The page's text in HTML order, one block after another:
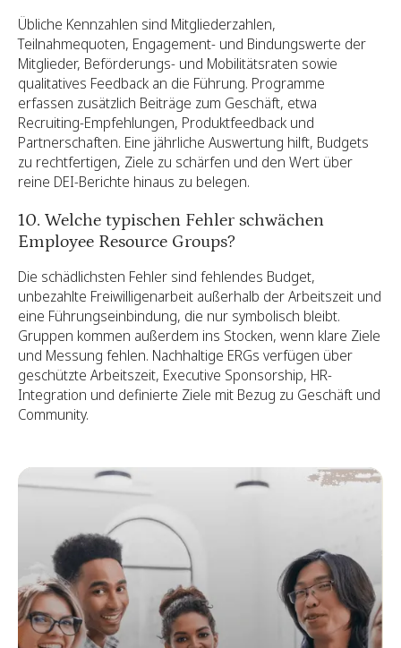
Übliche Kennzahlen sind Mitgliederzahlen,
Teilnahmequoten, Engagement- und Bindungswerte der
Mitglieder, Beförderungs- und Mobilitätsraten sowie
qualitatives Feedback an die Führung. Programme
erfassen zusätzlich Beiträge zum Geschäft, etwa
Recruiting-Empfehlungen, Produktfeedback und
Partnerschaften. Eine jährliche Auswertung hilft, Budgets
zu rechtfertigen, Ziele zu schärfen und den Wert über
reine DEI-Berichte hinaus zu belegen.
10. Welche typischen Fehler schwächen
Employee Resource Groups?
Die schädlichsten Fehler sind fehlendes Budget,
unbezahlte Freiwilligenarbeit außerhalb der Arbeitszeit und
eine Führungseinbindung, die nur symbolisch bleibt.
Gruppen kommen außerdem ins Stocken, wenn klare Ziele
und Messung fehlen. Nachhaltige ERGs verfügen über
geschützte Arbeitszeit, Executive Sponsorship, HR-
Integration und definierte Ziele mit Bezug zu Geschäft und
Community.